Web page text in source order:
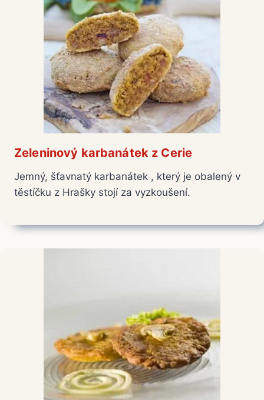
Zeleninový karbanátek z Cerie
Jemný, šťavnatý karbanátek , který je obalený v
těstíčku z Hrašky stojí za vyzkoušení.